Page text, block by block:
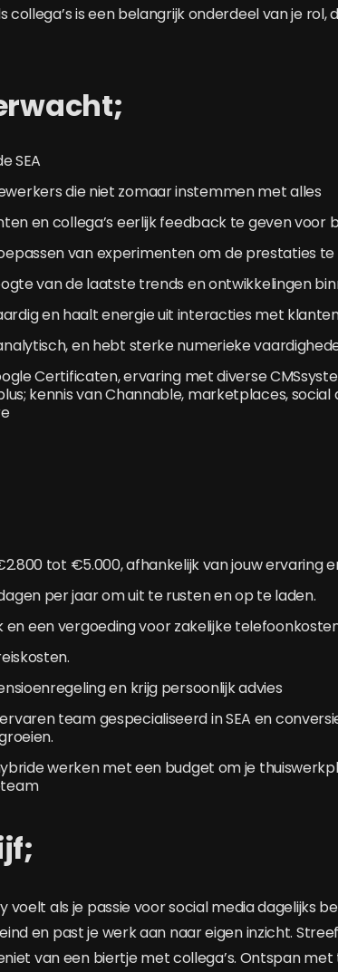
is een belangrijk onderdeel van je rol,
SEA
die niet zomaar instemmen met alles
en collega’s eerlijk feedback te geven voor
van experimenten om de prestaties
van de laatste trends en ontwikkelingen
en haalt energie uit interacties met
en hebt sterke numerieke
Certificaten, ervaring met diverse
kennis van Channable, marketplaces, social
tot €5.000, afhankelijk van jouw ervaring
per jaar om uit te rusten en op te laden.
een vergoeding voor zakelijke
en krijg persoonlijk advies
team gespecialiseerd in SEA en
werken met een budget om je
voelt als je passie voor social media dagelijks
en past je werk aan naar eigen inzicht.
van een biertje met collega’s. Ontspan